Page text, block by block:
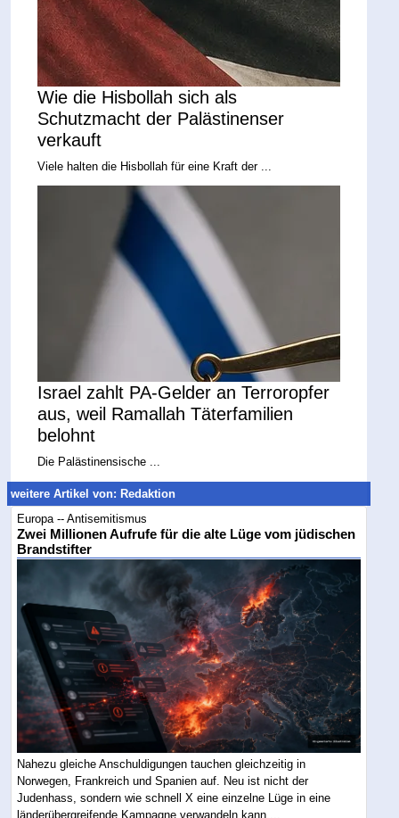
Wie die Hisbollah sich als
Schutzmacht der Palästinenser
verkauft
Viele halten die Hisbollah für eine Kraft der ...
Israel zahlt PA-Gelder an Terroropfer
aus, weil Ramallah Täterfamilien
belohnt
Die Palästinensische ...
weitere Artikel von: Redaktion
Europa -- Antisemitismus
Zwei Millionen Aufrufe für die alte Lüge vom jüdischen
Brandstifter
Nahezu gleiche Anschuldigungen tauchen gleichzeitig in
Norwegen, Frankreich und Spanien auf. Neu ist nicht der
Judenhass, sondern wie schnell X eine einzelne Lüge in eine
länderübergreifende Kampagne verwandeln kann....